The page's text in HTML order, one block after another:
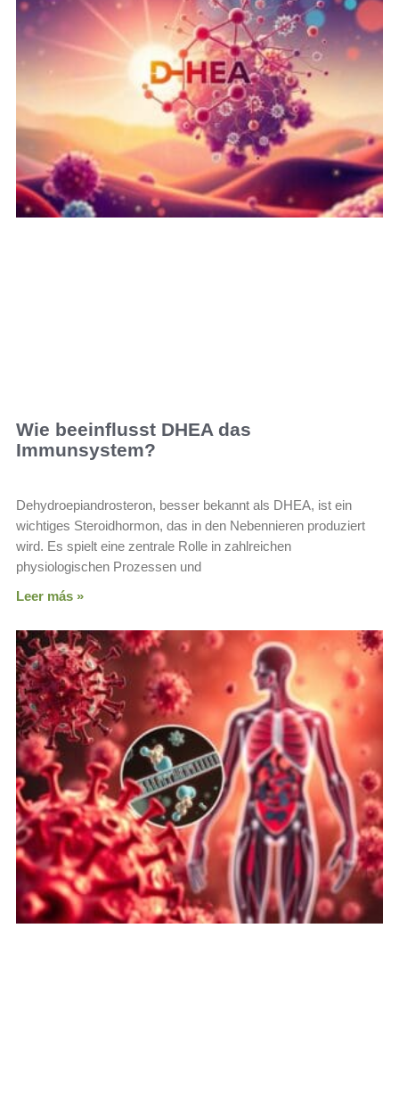
Wie beeinflusst DHEA das
Immunsystem?
Dehydroepiandrosteron, besser bekannt als DHEA, ist ein
wichtiges Steroidhormon, das in den Nebennieren produziert
wird. Es spielt eine zentrale Rolle in zahlreichen
physiologischen Prozessen und
Leer más »